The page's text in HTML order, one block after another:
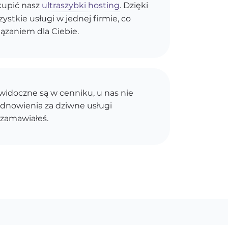
nasz ultraszybki hosting. Dzięki
usługi w jednej firmie, co
dla Ciebie.
są w cenniku, u nas nie
za dziwne usługi